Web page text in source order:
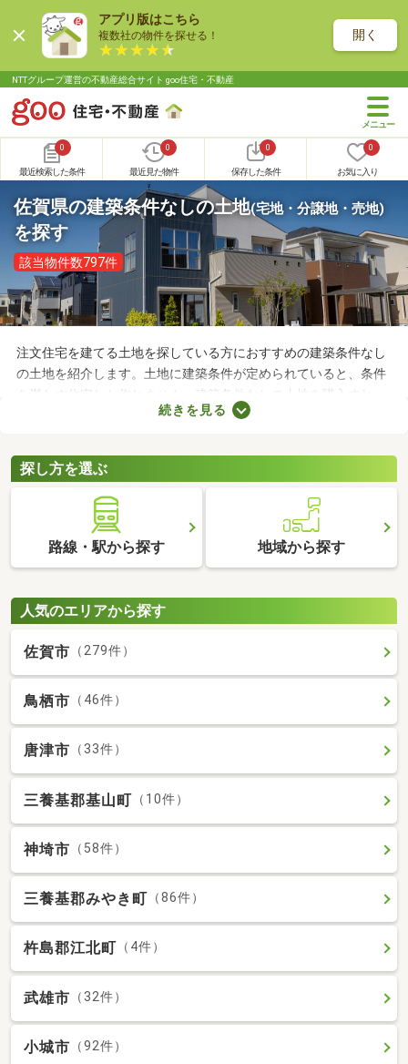
アプリ版はこちら
複数社の物件を探せる！ 開く
NTTグループ運営の不動産総合サイト goo住宅・不動産
0
最近検索した条件
0
最近見た物件
0
保存した条件
0
お気に入り
佐賀県の建築条件なしの土地(宅地・分譲地・売地)
を探す
該当物件数797件
注文住宅を建てる土地を探している方におすすめの建築条件なし
の土地を紹介します。土地に建築条件が定められていると、条件
を満たす住宅しか作れません。建築条件なしの土地を購入すれ
ば、自由度の高い注文住宅を建てられるため、家族全員の理想を
境をチェックして、好みの場所にある土地を購入しましょう。
続きを見る
探し方を選ぶ
路線・駅から探す 地域から探す
人気のエリアから探す
佐賀市 （279件）
鳥栖市 （46件）
唐津市 （33件）
三養基郡基山町 （10件）
神埼市 （58件）
三養基郡みやき町 （86件）
杵島郡江北町 （4件）
武雄市 （32件）
小城市 （92件）